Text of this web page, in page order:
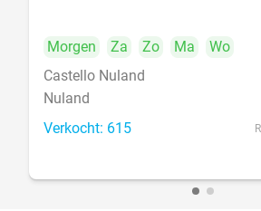
Morgen Za Zo Ma
Wo
Castello Nuland
Nuland
Verkocht: 615